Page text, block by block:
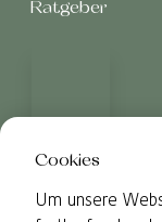
Ratgeber
Cookies
Um unsere